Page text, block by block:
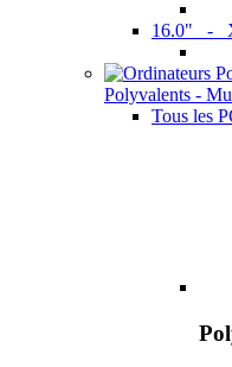
16.0" -
Polyvalents -
Tous les